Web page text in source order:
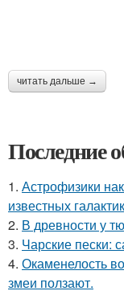
читать дальше →
Последние
1. Астрофизики
известных
2. В древности у
3. Чарские пески:
4. Окаменелость
змеи ползают.